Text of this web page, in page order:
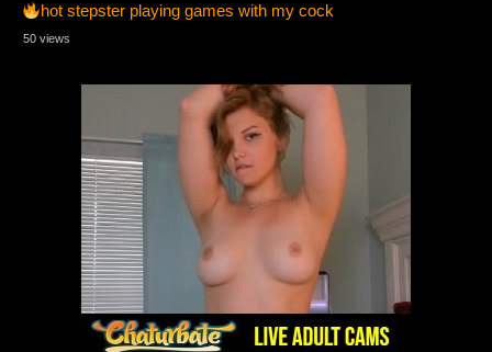
hot stepster playing games with my cock
50 views